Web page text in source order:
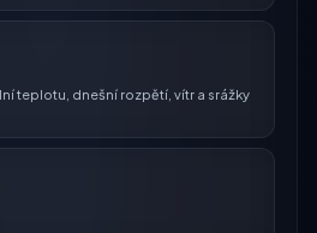
teplotu, dnešní rozpětí, vítr a srážky